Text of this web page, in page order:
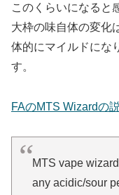
このくらいになると
大枠の味自体の変化
体的にマイルドにな
す。
FAのMTS Wizardの
MTS vape
any acidic/sour